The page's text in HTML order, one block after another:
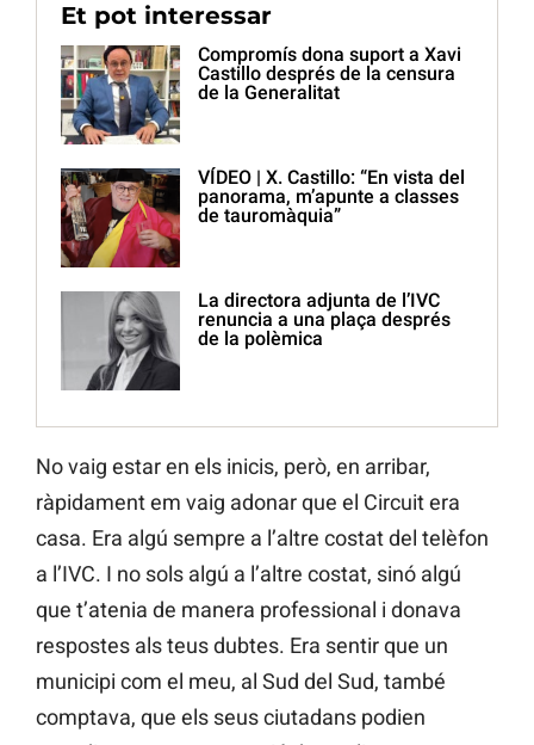
Et pot interessar
Compromís dona suport a Xavi
Castillo després de la censura
de la Generalitat
VÍDEO | X. Castillo: “En vista del
panorama, m’apunte a classes
de tauromàquia”
La directora adjunta de l’IVC
renuncia a una plaça després
de la polèmica
No vaig estar en els inicis, però, en arribar,
ràpidament em vaig adonar que el Circuit era
casa. Era algú sempre a l’altre costat del telèfon
a l’IVC. I no sols algú a l’altre costat, sinó algú
que t’atenia de manera professional i donava
respostes als teus dubtes. Era sentir que un
municipi com el meu, al Sud del Sud, també
comptava, que els seus ciutadans podien